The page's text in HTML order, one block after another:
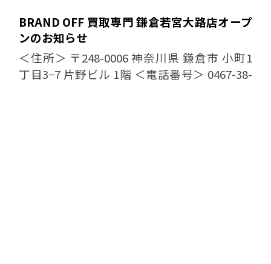
BRAND OFF 買取専門 鎌倉若宮大路店オープ
ンのお知らせ
＜住所＞ 〒248-0006 神奈川県 鎌倉市 小町1
丁目3−7 片野ビル 1階 ＜電話番号＞ 0467-38-